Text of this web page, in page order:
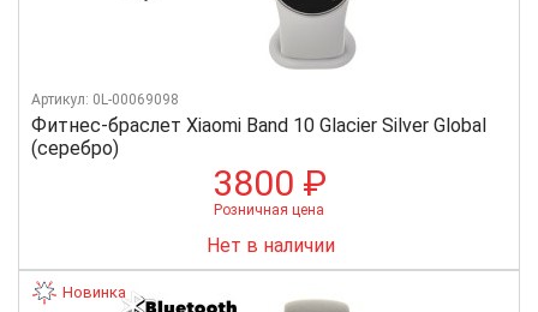
Фитнес-браслет Xiaomi Band 10 Glacier Silver Global
(серебро)
Артикул: 0L-00069098
3800 ₽
Розничная цена
Нет в наличии
Новинка